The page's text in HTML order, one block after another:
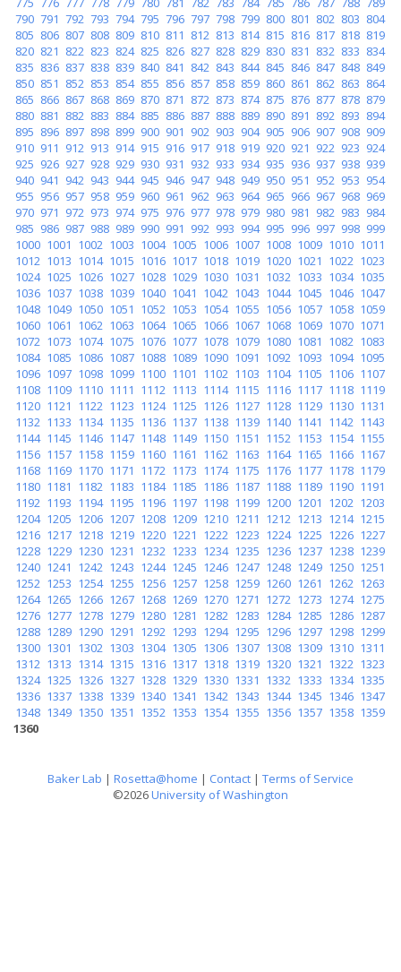
790 791 792 793 794 795 796 797 798 799 800 801 802 803 804
805 806 807 808 809 810 811 812 813 814 815 816 817 818 819
820 821 822 823 824 825 826 827 828 829 830 831 832 833 834
835 836 837 838 839 840 841 842 843 844 845 846 847 848 849
850 851 852 853 854 855 856 857 858 859 860 861 862 863 864
865 866 867 868 869 870 871 872 873 874 875 876 877 878 879
880 881 882 883 884 885 886 887 888 889 890 891 892 893 894
895 896 897 898 899 900 901 902 903 904 905 906 907 908 909
910 911 912 913 914 915 916 917 918 919 920 921 922 923 924
925 926 927 928 929 930 931 932 933 934 935 936 937 938 939
940 941 942 943 944 945 946 947 948 949 950 951 952 953 954
955 956 957 958 959 960 961 962 963 964 965 966 967 968 969
970 971 972 973 974 975 976 977 978 979 980 981 982 983 984
985 986 987 988 989 990 991 992 993 994 995 996 997 998 999
1000 1001 1002 1003 1004 1005 1006 1007 1008 1009 1010 1011
1012 1013 1014 1015 1016 1017 1018 1019 1020 1021 1022 1023
1024 1025 1026 1027 1028 1029 1030 1031 1032 1033 1034 1035
1036 1037 1038 1039 1040 1041 1042 1043 1044 1045 1046 1047
1048 1049 1050 1051 1052 1053 1054 1055 1056 1057 1058 1059
1060 1061 1062 1063 1064 1065 1066 1067 1068 1069 1070 1071
1072 1073 1074 1075 1076 1077 1078 1079 1080 1081 1082 1083
1084 1085 1086 1087 1088 1089 1090 1091 1092 1093 1094 1095
1096 1097 1098 1099 1100 1101 1102 1103 1104 1105 1106 1107
1108 1109 1110 1111 1112 1113 1114 1115 1116 1117 1118 1119
1120 1121 1122 1123 1124 1125 1126 1127 1128 1129 1130 1131
1132 1133 1134 1135 1136 1137 1138 1139 1140 1141 1142 1143
1144 1145 1146 1147 1148 1149 1150 1151 1152 1153 1154 1155
1156 1157 1158 1159 1160 1161 1162 1163 1164 1165 1166 1167
1168 1169 1170 1171 1172 1173 1174 1175 1176 1177 1178 1179
1180 1181 1182 1183 1184 1185 1186 1187 1188 1189 1190 1191
1192 1193 1194 1195 1196 1197 1198 1199 1200 1201 1202 1203
1204 1205 1206 1207 1208 1209 1210 1211 1212 1213 1214 1215
1216 1217 1218 1219 1220 1221 1222 1223 1224 1225 1226 1227
1228 1229 1230 1231 1232 1233 1234 1235 1236 1237 1238 1239
1240 1241 1242 1243 1244 1245 1246 1247 1248 1249 1250 1251
1252 1253 1254 1255 1256 1257 1258 1259 1260 1261 1262 1263
1264 1265 1266 1267 1268 1269 1270 1271 1272 1273 1274 1275
1276 1277 1278 1279 1280 1281 1282 1283 1284 1285 1286 1287
1288 1289 1290 1291 1292 1293 1294 1295 1296 1297 1298 1299
1300 1301 1302 1303 1304 1305 1306 1307 1308 1309 1310 1311
1312 1313 1314 1315 1316 1317 1318 1319 1320 1321 1322 1323
1324 1325 1326 1327 1328 1329 1330 1331 1332 1333 1334 1335
1336 1337 1338 1339 1340 1341 1342 1343 1344 1345 1346 1347
1348 1349 1350 1351 1352 1353 1354 1355 1356 1357 1358 1359
1360
Baker Lab | Rosetta@home | Contact | Terms of Service
©2026University of Washington